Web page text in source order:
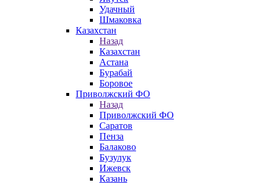
Удачный
Шмаковка
Казахстан
Назад
Казахстан
Астана
Бурабай
Боровое
Приволжский ФО
Назад
Приволжский ФО
Саратов
Пенза
Балаково
Бузулук
Ижевск
Казань